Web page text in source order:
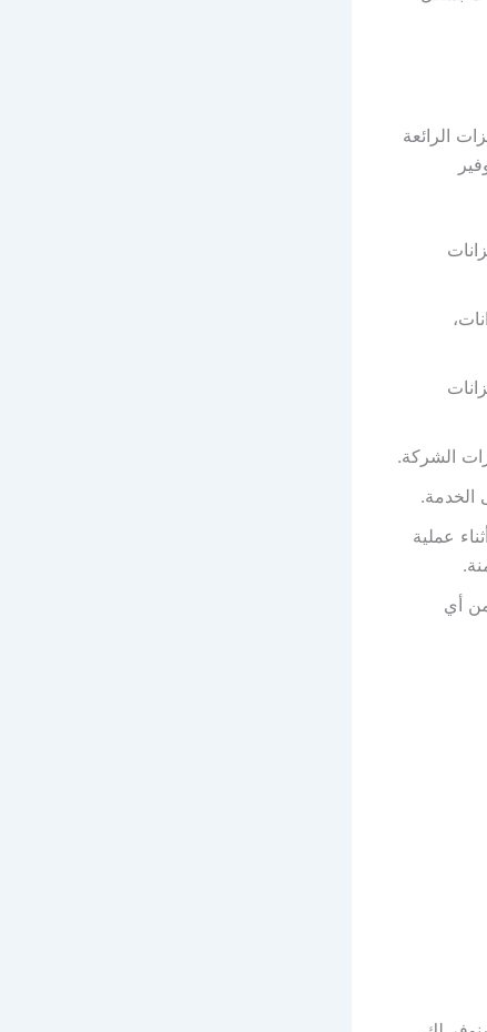
الرائعة
الشركة.
عملية
أي